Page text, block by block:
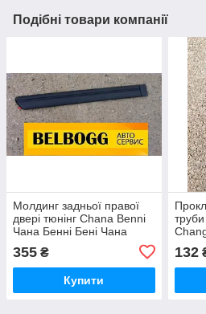
Подібні товари компанії
Молдинг задньої правої
двері тюнінг Chana Benni
Чана Бенні Бені Чана
355 ₴
Купити
132